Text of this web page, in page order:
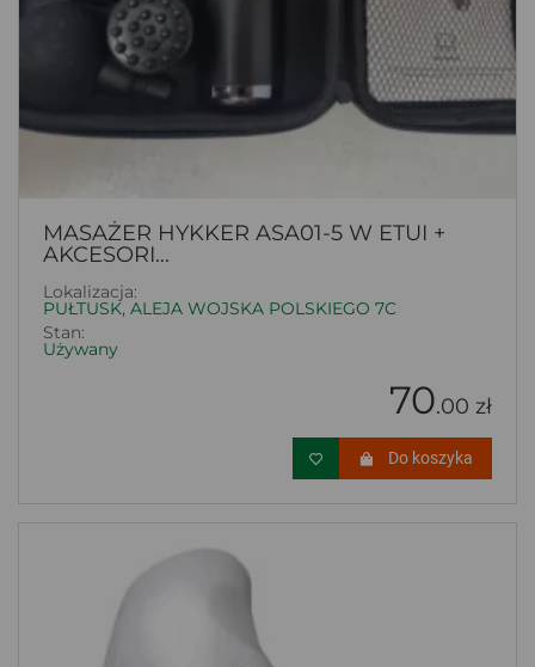
MASAŻER HYKKER ASA01-5 W ETUI +
AKCESORI...
Lokalizacja:
PUŁTUSK, ALEJA WOJSKA POLSKIEGO 7C
Stan:
Używany
70.00 zł
Do koszyka